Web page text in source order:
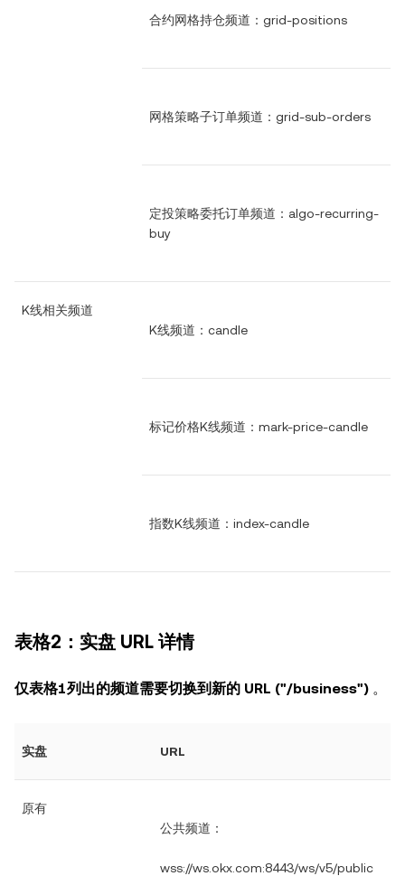
合约网格持仓频道：grid-positions
网格策略子订单频道：grid-sub-orders
定投策略委托订单频道：algo-recurring-
buy
K线相关频道
K线频道：candle
标记价格K线频道：mark-price-candle
指数K线频道：index-candle
表格2：实盘 URL 详情
仅表格1列出的频道需要切换到新的 URL ("/business") 。
实盘 URL
原有
公共频道：
wss://ws.okx.com:8443/ws/v5/public